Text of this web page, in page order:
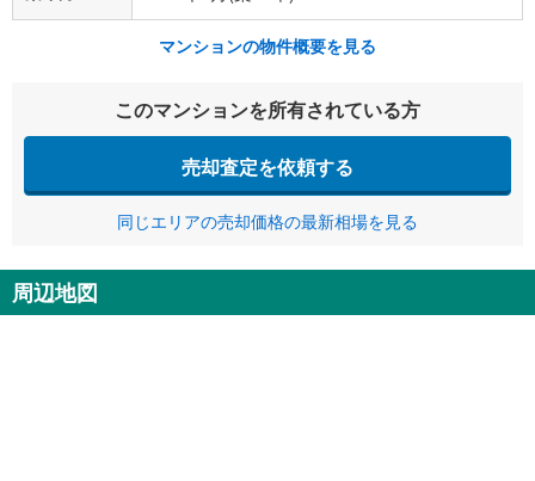
マンションの物件概要を見る
このマンションを所有されている方
売却査定を依頼する
同じエリアの売却価格の最新相場を見る
周辺地図